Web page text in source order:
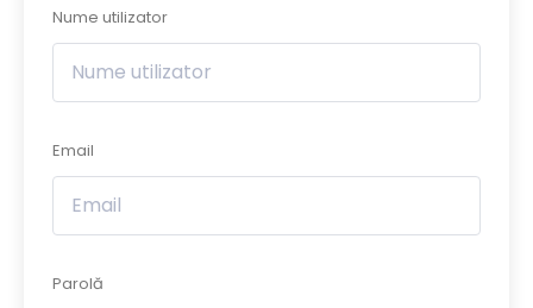
Nume utilizator
Email
Parolă